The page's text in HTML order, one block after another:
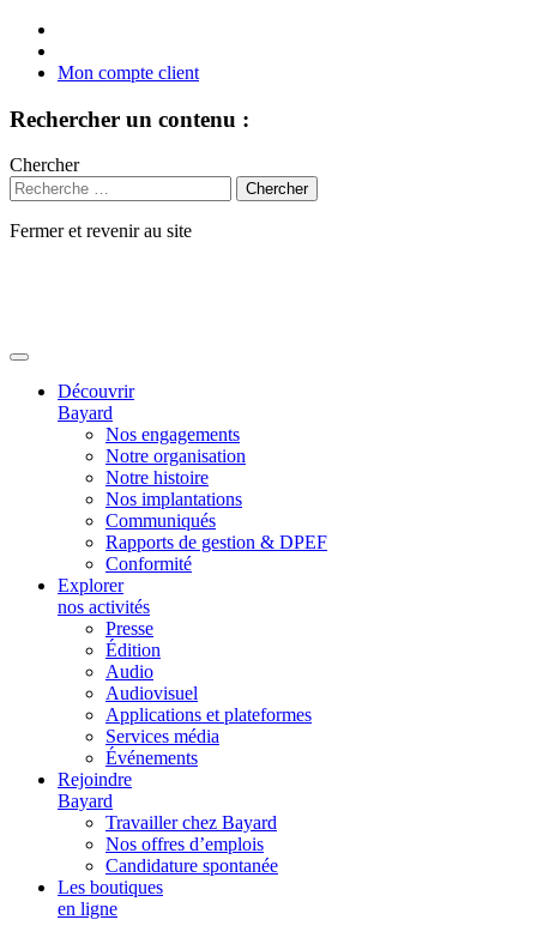
Mon compte client
Rechercher un contenu :
Chercher
Fermer et revenir au site
Découvrir
Bayard
Nos engagements
Notre organisation
Notre histoire
Nos implantations
Communiqués
Rapports de gestion & DPEF
Conformité
Explorer
nos activités
Presse
Édition
Audio
Audiovisuel
Applications et plateformes
Services média
Événements
Rejoindre
Bayard
Travailler chez Bayard
Nos offres d’emplois
Candidature spontanée
Les boutiques
en ligne